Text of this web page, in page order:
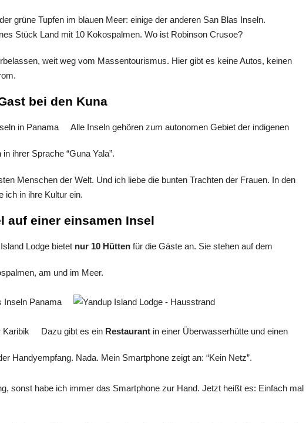
grüne Tupfen im blauen Meer: einige der anderen San Blas Inseln.
Stück Land mit 10 Kokospalmen. Wo ist Robinson Crusoe?
weit weg vom Massentourismus. Hier gibt es keine Autos, keinen
bei den Kuna
Alle Inseln gehören zum autonomen Gebiet der indigenen
ihrer Sprache “Guna Yala”.
Menschen der Welt. Und ich liebe die bunten Trachten der Frauen. In den
ich in ihre Kultur ein.
auf einer einsamen Insel
Lodge bietet nur 10 Hütten für die Gäste an. Sie stehen auf dem
am und im Meer.
Dazu gibt es ein Restaurant in einer Überwasserhütte und einen
Handyempfang. Nada. Mein Smartphone zeigt an: “Kein Netz”.
sonst habe ich immer das Smartphone zur Hand. Jetzt heißt es: Einfach mal